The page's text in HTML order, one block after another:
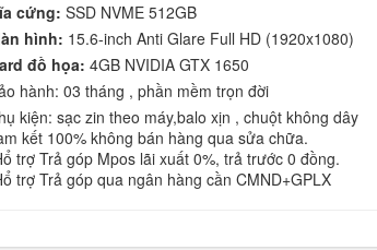
cứng: SSD NVME 512GB
hình: 15.6-inch Anti Glare Full HD (1920x1080)
đồ họa: 4GB NVIDIA GTX 1650
hành: 03 tháng , phần mềm trọn đời
kiện: sạc zin theo máy,balo xịn , chuột không dây
kết 100% không bán hàng qua sửa chữa.
trợ Trả góp Mpos lãi xuất 0%, trả trước 0 đồng.
trợ Trả góp qua ngân hàng cần CMND+GPLX